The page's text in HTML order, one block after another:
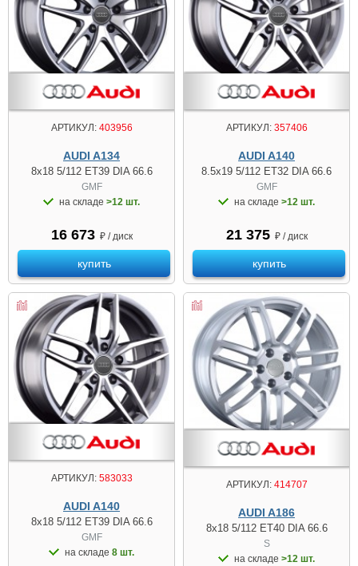
АРТИКУЛ:403956
AUDI A134
8x18 5/112 ET39 DIA 66.6
GMF
на складе >12 шт.
16 673 ₽ / диск
купить
АРТИКУЛ:357406
AUDI A140
8.5x19 5/112 ET32 DIA 66.6
GMF
на складе >12 шт.
21 375 ₽ / диск
купить
АРТИКУЛ:583033
AUDI A140
8x18 5/112 ET39 DIA 66.6
GMF
на складе 8 шт.
АРТИКУЛ:414707
AUDI A186
8x18 5/112 ET40 DIA 66.6
S
на складе >12 шт.